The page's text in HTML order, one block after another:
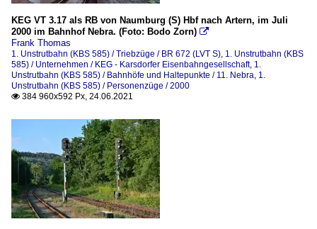
KEG VT 3.17 als RB von Naumburg (S) Hbf nach Artern, im Juli
2000 im Bahnhof Nebra. (Foto: Bodo Zorn) 
Frank Thomas
1. Unstrutbahn (KBS 585) / Triebzüge / BR 672 (LVT S), 1. Unstrutbahn (KBS
585) / Unternehmen / KEG - Karsdorfer Eisenbahngesellschaft, 1.
Unstrutbahn (KBS 585) / Bahnhöfe und Haltepunkte / 11. Nebra, 1.
Unstrutbahn (KBS 585) / Personenzüge / 2000
 384 960x592 Px, 24.06.2021